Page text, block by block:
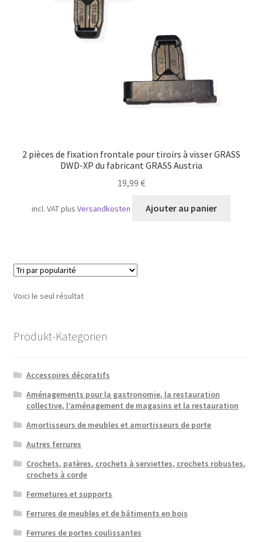
Transport maritime
2 pièces de fixation frontale pour tiroirs à visser GRASS
DWD-XP du fabricant GRASS Austria
19,99 €
incl. VATplusVersandkosten Ajouter au panier
Voici le seul résultat
Produkt-Kategorien
Accessoires décoratifs
Aménagements pour la gastronomie, la restauration
collective, l’aménagement de magasins et la restauration
Amortisseurs de meubles et amortisseurs de porte
Autres ferrures
Crochets, patères, crochets à serviettes, crochets robustes,
crochets à corde
Fermetures et supports
Ferrures de meubles et de bâtiments en bois
Ferrures de portes coulissantes